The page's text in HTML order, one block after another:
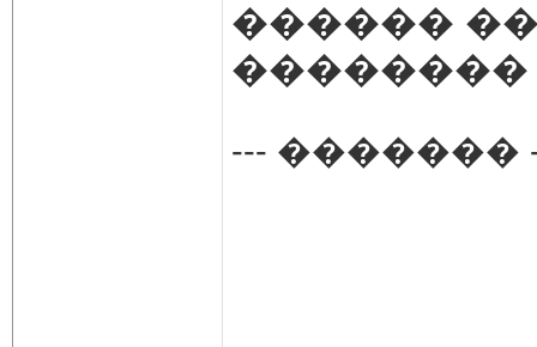
������
��������
--- �������